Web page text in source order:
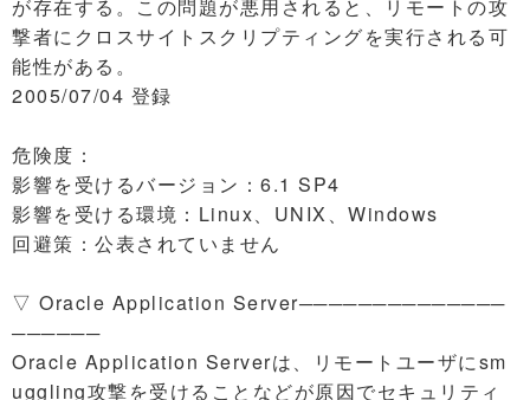
が存在する。この問題が悪用されると、リモートの攻
撃者にクロスサイトスクリプティングを実行される可
能性がある。
2005/07/04 登録
危険度：
影響を受けるバージョン：6.1 SP4
影響を受ける環境：Linux、UNIX、Windows
回避策：公表されていません
▽ Oracle Application Server──────────────
──────
Oracle Application Serverは、リモートユーザにsm
uggling攻撃を受けることなどが原因でセキュリティ